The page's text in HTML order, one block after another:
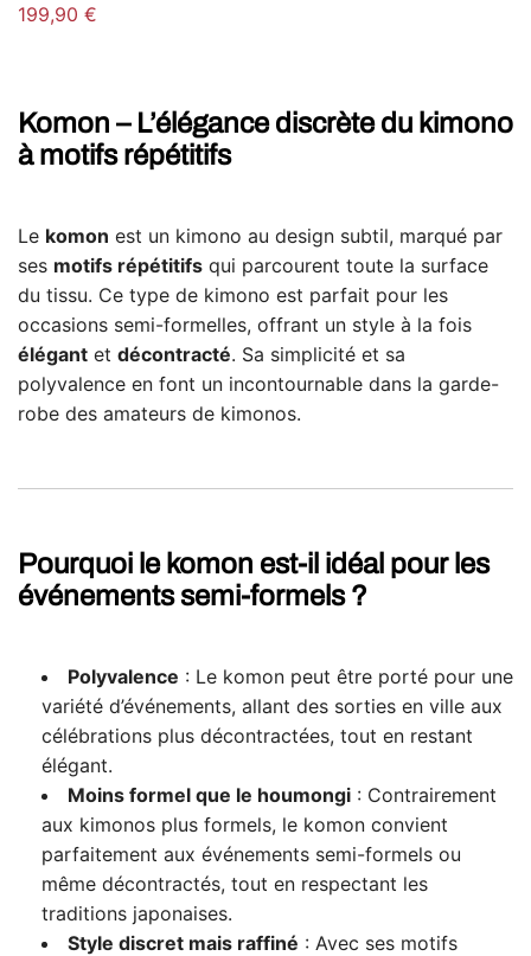
Prix
199,90 €
Komon – L’élégance discrète du kimono
à motifs répétitifs
Le komon est un kimono au design subtil, marqué par
ses motifs répétitifs qui parcourent toute la surface
du tissu. Ce type de kimono est parfait pour les
occasions semi-formelles, offrant un style à la fois
élégant et décontracté. Sa simplicité et sa
polyvalence en font un incontournable dans la garde-
robe des amateurs de kimonos.
Pourquoi le komon est-il idéal pour les
événements semi-formels ?
Polyvalence : Le komon peut être porté pour une
variété d’événements, allant des sorties en ville aux
célébrations plus décontractées, tout en restant
élégant.
Moins formel que le houmongi : Contrairement
aux kimonos plus formels, le komon convient
parfaitement aux événements semi-formels ou
même décontractés, tout en respectant les
traditions japonaises.
Style discret mais raffiné : Avec ses motifs